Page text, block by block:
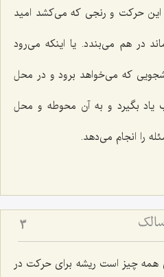
این حرکت و رنجی که می‌کشد امید
در هم می‌بندد. یا اینکه می‌رود
که می‌خواهد برود و در محل
بگیرد و به آن محوطه و محل
را انجام می‌دهد.
3
همه چیز است ریشه برای حرکت در